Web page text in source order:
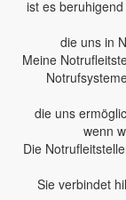
ist es
die uns in
Meine
die uns
wenn
Die
Sie verbindet